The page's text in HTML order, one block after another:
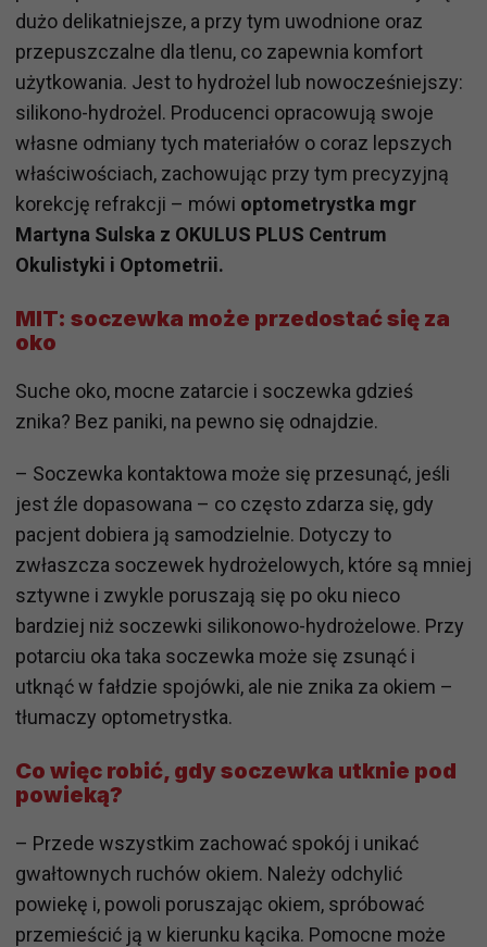
dużo delikatniejsze, a przy tym uwodnione oraz
przepuszczalne dla tlenu, co zapewnia komfort
użytkowania. Jest to hydrożel lub nowocześniejszy:
silikono-hydrożel. Producenci opracowują swoje
własne odmiany tych materiałów o coraz lepszych
właściwościach, zachowując przy tym precyzyjną
korekcję refrakcji – mówi optometrystka mgr
Martyna Sulska z OKULUS PLUS Centrum
Okulistyki i Optometrii.
MIT: soczewka może przedostać się za
oko
Suche oko, mocne zatarcie i soczewka gdzieś
znika? Bez paniki, na pewno się odnajdzie.
– Soczewka kontaktowa może się przesunąć, jeśli
jest źle dopasowana – co często zdarza się, gdy
pacjent dobiera ją samodzielnie. Dotyczy to
zwłaszcza soczewek hydrożelowych, które są mniej
sztywne i zwykle poruszają się po oku nieco
bardziej niż soczewki silikonowo-hydrożelowe. Przy
potarciu oka taka soczewka może się zsunąć i
utknąć w fałdzie spojówki, ale nie znika za okiem –
tłumaczy optometrystka.
Co więc robić, gdy soczewka utknie pod
powieką?
– Przede wszystkim zachować spokój i unikać
gwałtownych ruchów okiem. Należy odchylić
powiekę i, powoli poruszając okiem, spróbować
przemieścić ją w kierunku kącika. Pomocne może